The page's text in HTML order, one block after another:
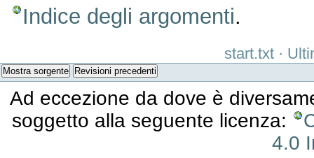
Indice degli argomenti.
start.txt ·
Mostra sorgente Revisioni precedenti
Ad eccezione da dove è
soggetto alla seguente licenza:
4.0